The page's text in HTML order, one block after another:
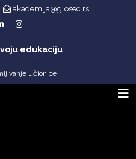
akademija@glosec.rs
edukaciju
učionice